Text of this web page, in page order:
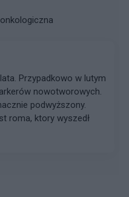
Przypadkowo w lutym
nowotworowych.
podwyższony.
roma, ktory wyszedł